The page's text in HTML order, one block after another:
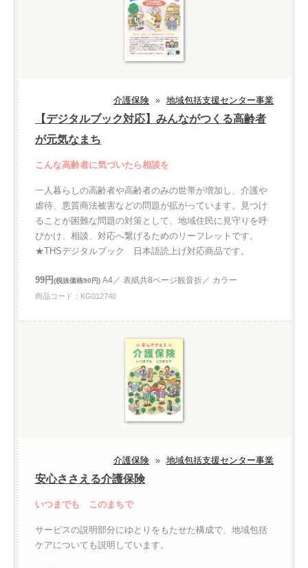
介護保険 » 地域包括支援センター事業
【デジタルブック対応】みんながつくる高齢者
が元気なまち
こんな高齢者に気づいたら相談を
一人暮らしの高齢者や高齢者のみの世帯が増加し、介護や
虐待、悪質商法被害などの問題が拡がっています。見つけ
ることが困難な問題の対策として、地域住民に見守りを呼
びかけ、相談、対応へ繋げるためのリーフレットです。
★THSデジタルブック 日本語読上げ対応商品です。
99円(税抜価格90円) A4／ 表紙共8ページ観音折／ カラー
商品コード：KG012740
介護保険 » 地域包括支援センター事業
安心ささえる介護保険
いつまでも このまちで
サービスの説明部分にゆとりをもたせた構成で、地域包括
ケアについても説明しています。